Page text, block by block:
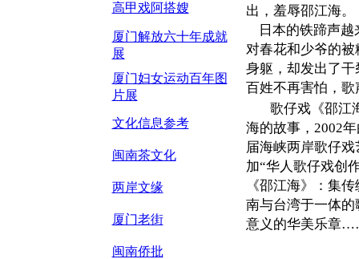
高甲戏阿搭嫂
厦门解放六十年成就
展
厦门妇女运动百年图
片展
文化信息参考
闽南茶文化
两岸文缘
厦门老街
闽南侨批
出，羞辱邵江海。
日本的铁蹄声越
对春花和少爷的
身躯，却发出了
百姓不再害怕，
歌仔戏《邵江
海的故事， 2002
届海峡两岸歌仔
加“华人歌仔戏创
《邵江海》：集
南与台湾于一体
意义的华美乐章